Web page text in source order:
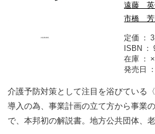
遠藤 英
市橋 芳
定価
ISBN
在庫
発売日
介護予防対策として注目を浴びている
導入の為、事業計画の立て方から事業
で、本邦初の解説書。地方公共団体、